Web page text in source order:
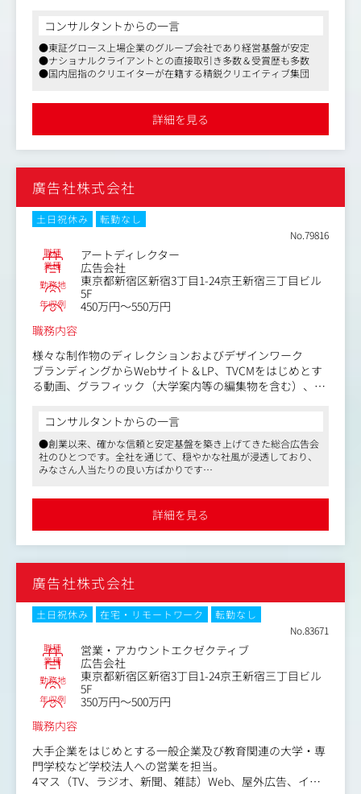
素で捉え、認知度/イメージ/エンゲージメント/ロイヤリテ
ィ/収益性の5指標を軸に設計する独自の計測フレームワー
クを担う
・計測は「何を測るか」ではなく「何の意思決定のために
測るか」という問いから設計(戦略仮説を先に立て、それを
・プロジェクト開始前の調査(ベースライン計測)と完了後
なげる継続的な改善サイクルを構築する
●提案・案件形成
・クライアントの潜在課題を起点とした提案設計、スコー
プ・契約・金額交渉まで自走
・PJ推進中の洞察を継続的な支援へとつなげ、クライアン
トとの長期的なパートナーシップを構築する
●AI活用
ドが人々の選択と生活にどう意味をもたらすかを起点に、
立ち位置と役割を再設計する
・ブランドブループリント(ブランドターゲット/インサイ
ト/コアバリュー/パーソナリティ/ベネフィット/エビデン
スなど)の策定
・ブランドアーキテクチャ(事業や製品、サービス間のブラ
●コミュニケーション戦略×クリエイティブ企画
・コミュニケーションターゲットの設定、カスタマージャ
ーニー、パーセプションフローの設計
・コミュニケーションコンセプト、タグラインの策定
・Web/SNS/店舗/イベントなど複数タッチポイントを統合
したコミュニケーション計画の立案
・クリエイティブディレクション：戦略の意図が体験とし
て成立しているかをアウトプットの最後まで問い続け、最
終判断と責任を持つ
・外部パートナー(デザイン、PR、映像など)の選定・ディ
●独自のブランド価値計測
・ブランド価値を「体験の質、量、一貫性」という構成要
ィ/収益性の5指標を軸に設計する独自の計測フレームワー
・計測は「何を測るか」ではなく「何の意思決定のために
測るか」という問いから設計(戦略仮説を先に立て、それを
が同社の計測の本質)
・プロジェクト開始前の調査(ベースライン計測)と完了後
前後比較の設計こそが同社の計測の独自性を支えている
●提案・案件形成
・クライアントの潜在課題を起点とした提案設計、スコー
・PJ推進中の洞察を継続的な支援へとつなげ、クライアン
トとの長期的なパートナーシップを構築する
●AI活用
コンサルタントからの一言
●東証グロース上場企業のグループ会社であり経営基盤が安定
●ナショナルクライアントとの直接取引き多数＆受賞歴も多数
●国内屈指のクリエイターが在籍する精鋭クリエイティブ集団
詳細を見る
廣告社株式会社
土日祝休み
転勤なし
No.79816
職種 アートディレクター
業種 広告会社
勤務地
東京都新宿区新宿3丁目1-24京王新宿三丁目ビル
5F
年収例
450万円～550万円
職務内容
様々な制作物のディレクションおよびデザインワーク
ブランディングからWebサイト＆LP、TVCMをはじめとす
る動画、グラフィック（大学案内等の編集物を含む）、各
コンサルタントからの一言
●創業以来、確かな信頼と安定基盤を築き上げてきた総合広告会
社のひとつです。全社を通じて、穏やかな社風が浸透しており、
みなさん人当たりの良い方ばかりです
社内外のネットワークも幅広く、パートナーも多いため、仕事を
進めやすいことと思います
●老舗でありながら、デジタルやグローバル等の新しい取り組み
にも積極的です。マスからWeb、販促と多角的なコミュニケーシ
詳細を見る
廣告社株式会社
土日祝休み 在宅・リモートワーク
転勤なし
No.83671
職種 営業・アカウントエクゼクティブ
業種 広告会社
勤務地
東京都新宿区新宿3丁目1-24京王新宿三丁目ビル
5F
年収例
350万円～500万円
職務内容
大手企業をはじめとする一般企業及び教育関連の大学・専
門学校など学校法人への営業を担当。
4マス（TV、ラジオ、新聞、雑誌）Web、屋外広告、イベ